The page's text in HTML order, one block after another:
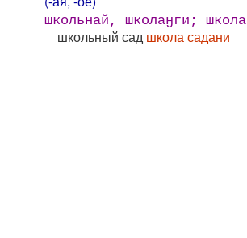
школьнай, школаӈги; школа
школьный сад школа садани